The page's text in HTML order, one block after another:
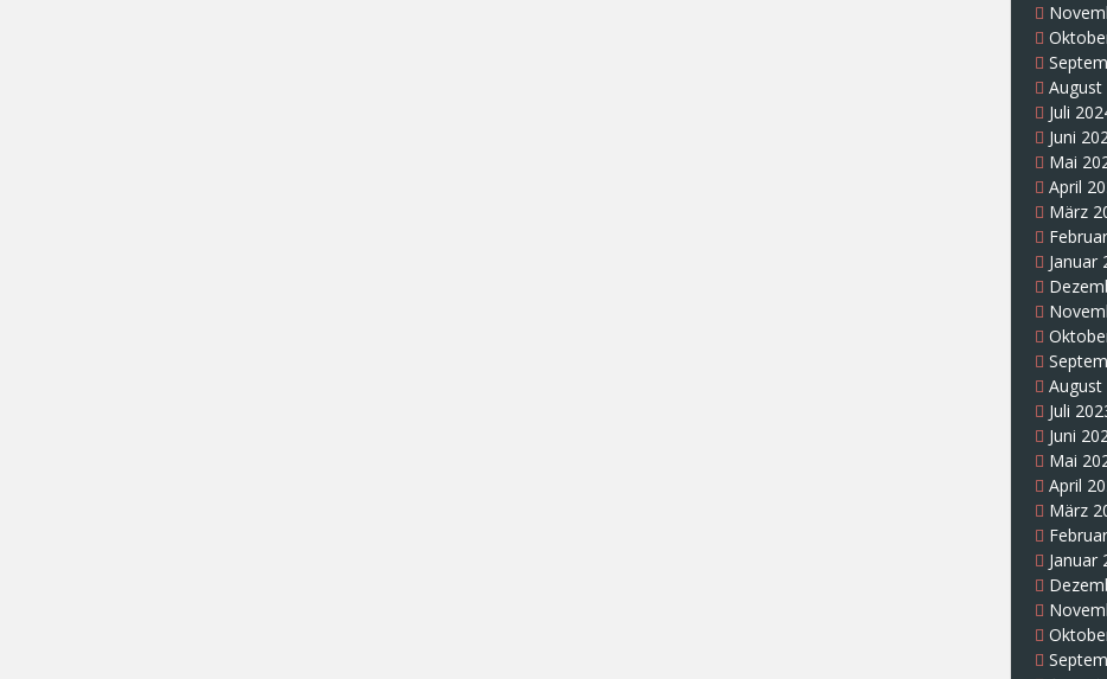
August
Juli
Juni
Mai
April
März
Januar
August
Juli
Juni
Mai
April
März
Januar